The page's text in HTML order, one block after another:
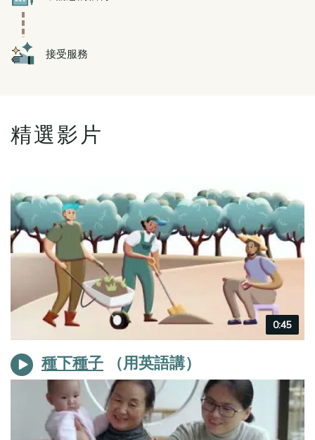
Icon 接受服務
精選影片
Video
duration
0:45
種下種子